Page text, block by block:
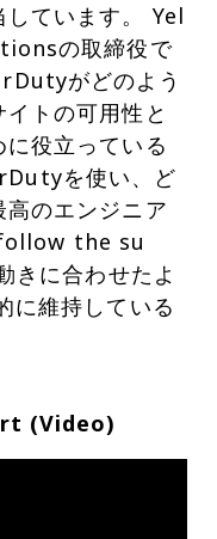
ています。 Yel
の取締役で
がどのよう
トの可用性と
役立っている
を使い、ど
のエンジニア
the su
きに合わせたよ
に維持している
(Video)